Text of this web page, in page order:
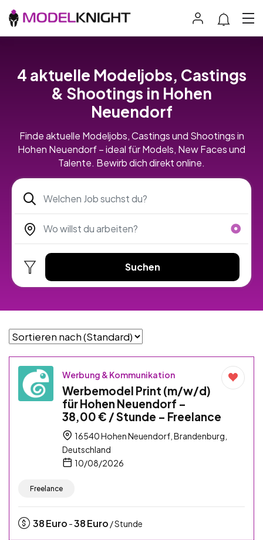
4 aktuelle Modeljobs, Castings
& Shootings in Hohen
Neuendorf
Finde aktuelle Modeljobs, Castings und Shootings in
Hohen Neuendorf – ideal für Models, New Faces und
Talente. Bewirb dich direkt online.
Suchen
Werbung & Kommunikation
Werbemodel Print (m/w/d)
für Hohen Neuendorf –
38,00 € / Stunde – Freelance
16540 Hohen Neuendorf, Brandenburg,
Deutschland
10/08/2026
Freelance
38Euro -38Euro / Stunde